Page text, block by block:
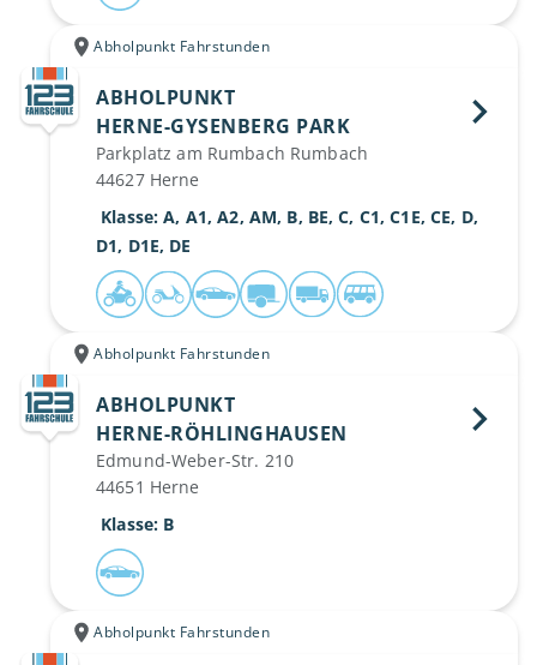
Abholpunkt Fahrstunden
ABHOLPUNKT
HERNE-GYSENBERG PARK
Parkplatz am Rumbach Rumbach
44627 Herne
D1, D1E, DE
Abholpunkt Fahrstunden
ABHOLPUNKT
HERNE-RÖHLINGHAUSEN
Edmund-Weber-Str. 210
44651 Herne
Klasse: B
Abholpunkt Fahrstunden